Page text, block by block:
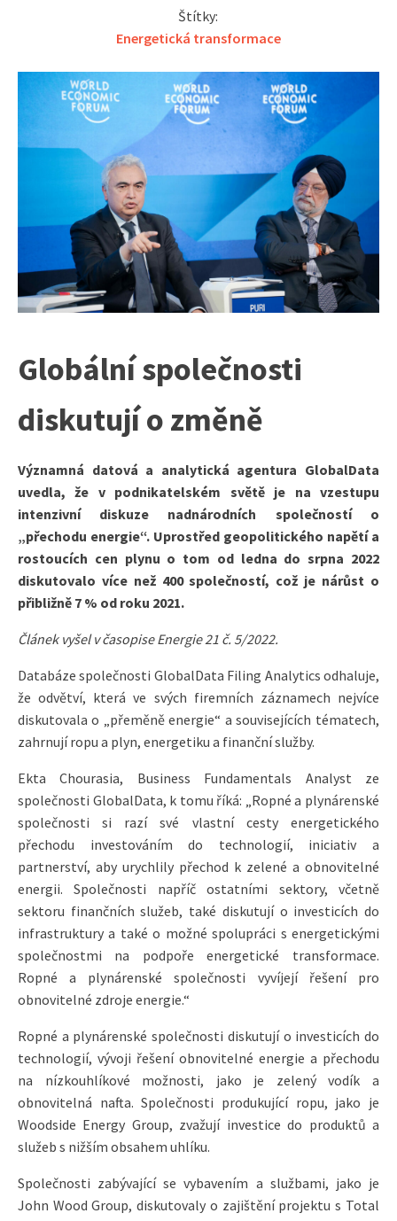
Štítky:
Energetická transformace
Globální společnosti
diskutují o změně
Významná datová a analytická agentura GlobalData
uvedla, že v podnikatelském světě je na vzestupu
intenzivní diskuze nadnárodních společností o
„přechodu energie“. Uprostřed geopolitického napětí a
rostoucích cen plynu o tom od ledna do srpna 2022
diskutovalo více než 400 společností, což je nárůst o
přibližně 7 % od roku 2021.
Článek vyšel v časopise Energie 21 č. 5/2022.
Databáze společnosti GlobalData Filing Analytics odhaluje,
že odvětví, která ve svých firemních záznamech nejvíce
diskutovala o „přeměně energie“ a souvisejících tématech,
zahrnují ropu a plyn, energetiku a finanční služby.
Ekta Chourasia, Business Fundamentals Analyst ze
společnosti GlobalData, k tomu říká: „Ropné a plynárenské
společnosti si razí své vlastní cesty energetického
přechodu investováním do technologií, iniciativ a
partnerství, aby urychlily přechod k zelené a obnovitelné
energii. Společnosti napříč ostatními sektory, včetně
sektoru finančních služeb, také diskutují o investicích do
infrastruktury a také o možné spolupráci s energetickými
společnostmi na podpoře energetické transformace.
Ropné a plynárenské společnosti vyvíjejí řešení pro
obnovitelné zdroje energie.“
Ropné a plynárenské společnosti diskutují o investicích do
technologií, vývoji řešení obnovitelné energie a přechodu
na nízkouhlíkové možnosti, jako je zelený vodík a
obnovitelná nafta. Společnosti produkující ropu, jako je
Woodside Energy Group, zvažují investice do produktů a
služeb s nižším obsahem uhlíku.
Společnosti zabývající se vybavením a službami, jako je
John Wood Group, diskutovaly o zajištění projektu s Total